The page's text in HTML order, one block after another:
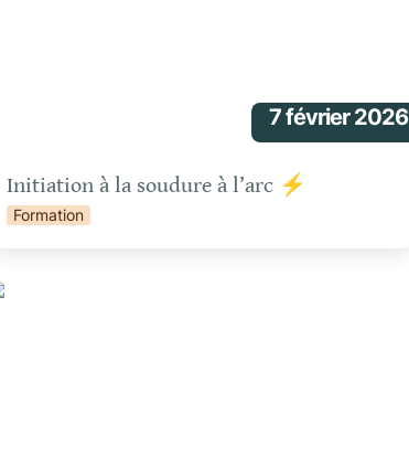
Initiation à la soudure à l’arc ⚡
7 février 2026
Formation
à la soudure à l’arc ⚡